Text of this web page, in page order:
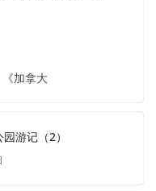
《加拿大
游记（2）